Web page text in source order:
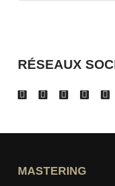
RÉSEAUX
MASTERING